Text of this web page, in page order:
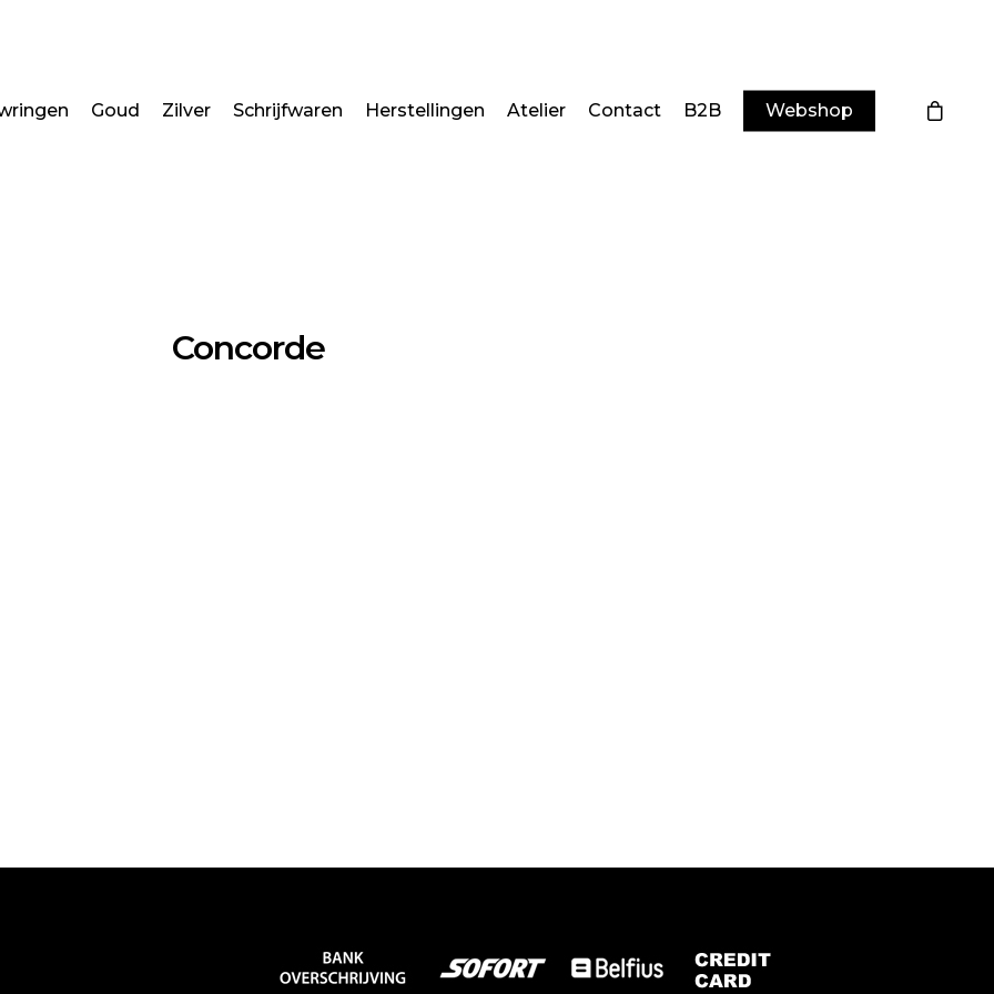
Goud Zilver Schrijfwaren Herstellingen Atelier Contact B2B Webshop
Concorde